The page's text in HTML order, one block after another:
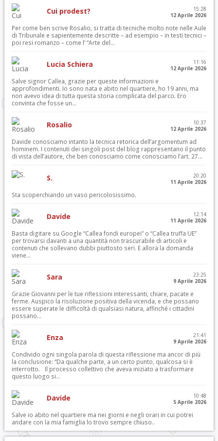
Cui prodest?
15:28
12 Aprile 2026
Per come ben scrive Rosalio, si tratta di tecniche molto note nelle Aule
di Tribunale e sapientemente descritte – ad esempio – in testi tecnici –
poi resi romanzo – come l’ “Arte del...
Lucia Schiera
11:16
12 Aprile 2026
Salve signor Callea, grazie per queste informazioni e
approfondimenti. Io sono nata e abito nel quartiere, ho 19 anni, ma
non avevo idea di tutta questa storia complicata del parco. Ero
convinta che fosse un...
Rosalio
10:37
12 Aprile 2026
Davide conosciamo intanto la tecnica retorica dell’argomentum ad
hominem. I contenuti dei singoli post del blog rappresentano il punto
di vista dell’autore, che ben conosciamo come conosciamo l’art. 27...
S.
20:20
11 Aprile 2026
Sta scoperchiando un vaso pericolosissimo.
Davide
12:14
11 Aprile 2026
Basta digitare su Google “Callea fondi europei” o “Callea truffa UE”
per trovarsi davanti a una quantità non trascurabile di articoli e
contenuti che sollevano dubbi piuttosto seri. E allora la domanda
viene...
Sara
23:25
9 Aprile 2026
Grazie Giovanni per le tue riflessioni interessanti, chiare, pacate e
ferme. Auspico la risoluzione positiva della vicenda, e che possano
essere superate le difficoltà di qualsiasi natura, affinché i cittadini
possano...
Enza
21:41
9 Aprile 2026
Condivido ogni singola parola di questa riflessione ma ancor di più
la conclusione: “Da qualche parte, a un certo punto, qualcosa si è
interrotto. Il processo collettivo che aveva iniziato a trasformare
questo luogo si...
Davide
10:48
5 Aprile 2026
Salve io abito nel quartiere ma nei giorni e negli orari in cui potrei
andare con la mia famiglia lo trovo sempre chiuso..